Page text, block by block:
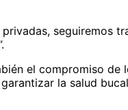
seguiremos
el compromiso de
la salud